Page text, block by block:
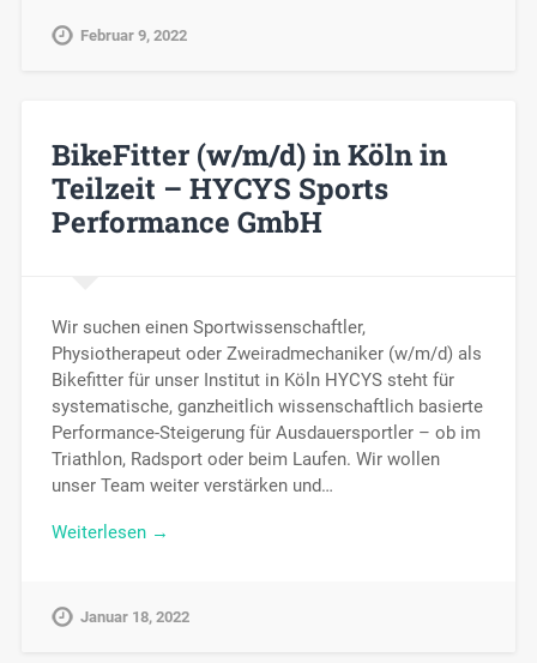
Februar 9, 2022
BikeFitter (w/m/d) in Köln in
Teilzeit – HYCYS Sports
Performance GmbH
Wir suchen einen Sportwissenschaftler,
Physiotherapeut oder Zweiradmechaniker (w/m/d) als
Bikefitter für unser Institut in Köln HYCYS steht für
systematische, ganzheitlich wissenschaftlich basierte
Performance-Steigerung für Ausdauersportler – ob im
Triathlon, Radsport oder beim Laufen. Wir wollen
unser Team weiter verstärken und…
Weiterlesen →
Januar 18, 2022